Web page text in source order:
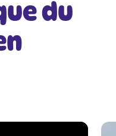
du